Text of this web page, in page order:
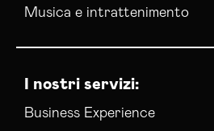
Musica e intrattenimento
I nostri servizi:
Business Experience